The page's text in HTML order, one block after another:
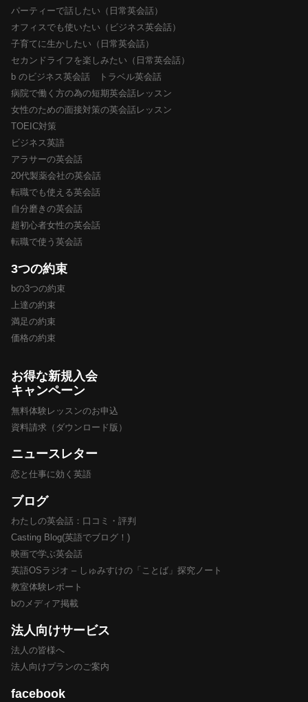
パーティーで話したい（日常英会話）
オフィスでも使いたい（ビジネス英会話）
子育てに生かしたい（日常英会話）
セカンドライフを楽しみたい（日常英会話）
b のビジネス英会話 トラベル英会話
病院で働く方の為の短期英会話レッスン
女性のための面接対策の英会話レッスン
TOEIC対策
ビジネス英語
アラサーの英会話
20代製薬会社の英会話
転職でも使える英会話
自分磨きの英会話
超初心者女性の英会話
転職で使う英会話
3つの約束
bの3つの約束
上達の約束
満足の約束
価格の約束
お得な新規入会
キャンペーン
無料体験レッスンのお申込
資料請求（ダウンロード版）
ニュースレター
恋と仕事に効く英語
ブログ
わたしの英会話：口コミ・評判
Casting Blog(英語でブログ！)
映画で学ぶ英会話
英語OSラジオ – しゅみすけの「ことば」探究ノート
教室体験レポート
bのメディア掲載
法人向けサービス
法人の皆様へ
法人向けプランのご案内
facebook